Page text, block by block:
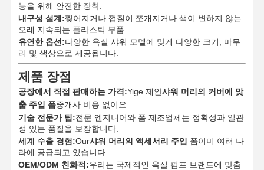
능을 위해 안전한 장착.
내구성 설계:찢어지거나 껍질이 쪼개지거나 색이 변하지 않는
오래 지속되는 플라스틱 부품
유연한 옵션:다양한 욕실 샤워 모델에 맞게 다양한 크기, 마무
리 및 색상으로 제공됩니다.
제품 장점
공장에서 직접 판매하는 가격:Yige 제안샤워 머리의 커버에 맞
춤 주입 폼중개사 비용 없이요
기술 전문가 팀:전문 엔지니어와 폼 제조업체는 정확성과 일관
성 있는 품질을 보장합니다.
세계 수출 경험:Our샤워 머리의 액세서리 주입 폼이미 여러 나
라에 공급되고 있습니다.
OEM/ODM 친화적:우리는 국제적인 욕실 펌프 브랜드에 맞춤